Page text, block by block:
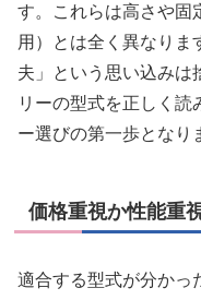
す。これらは高さや固
用）とは全く異なりま
夫」という思い込みは
リーの型式を正しく読
ー選びの第一歩となり
価格重視か性能重
適合する型式が分かっ